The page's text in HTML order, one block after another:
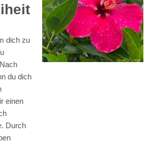
dich zu
du dich
einen
Durch